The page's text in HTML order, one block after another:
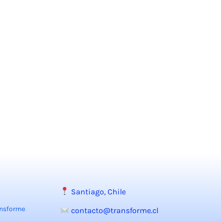
Santiago, Chile
contacto@transforme.cl